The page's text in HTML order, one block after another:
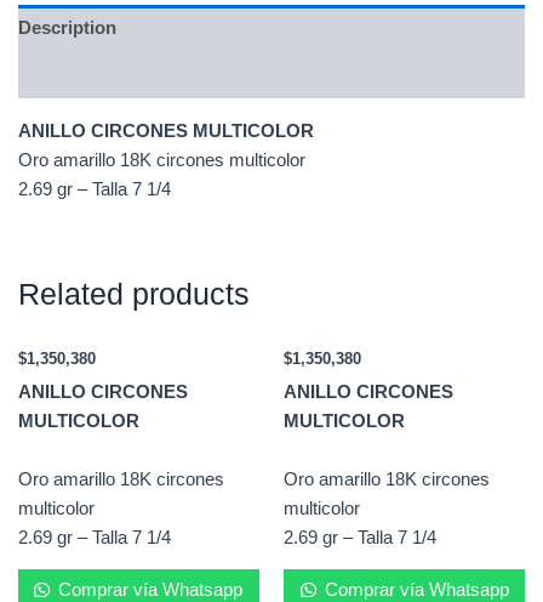
Description
ANILLO CIRCONES MULTICOLOR
Oro amarillo 18K circones multicolor
2.69 gr – Talla 7 1/4
Related products
$1,350,380
ANILLO CIRCONES
MULTICOLOR
Oro amarillo 18K circones
multicolor
2.69 gr – Talla 7 1/4
Comprar vía Whatsapp
$1,350,380
ANILLO CIRCONES
MULTICOLOR
Oro amarillo 18K circones
multicolor
2.69 gr – Talla 7 1/4
Comprar vía Whatsapp